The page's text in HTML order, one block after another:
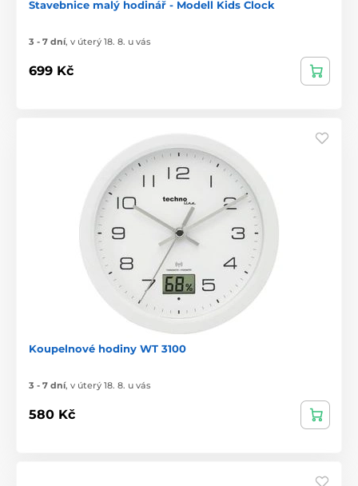
Stavebnice malý hodinář - Modell Kids Clock
3 - 7 dní, v úterý 18. 8. u vás
699 Kč
Koupelnové hodiny WT 3100
3 - 7 dní, v úterý 18. 8. u vás
580 Kč